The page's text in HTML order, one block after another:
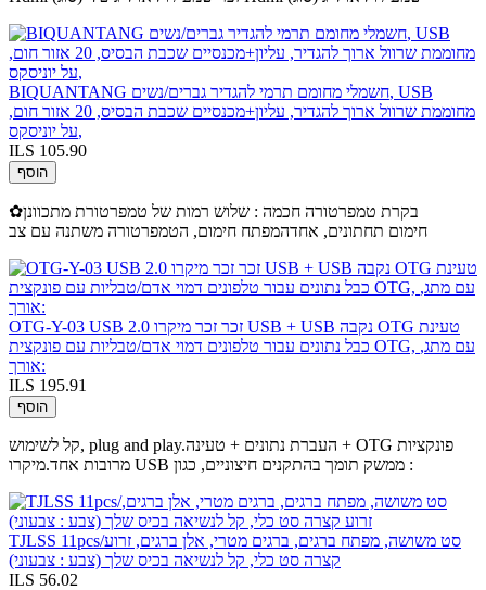
BIQUANTANG חשמלי מחומם תרמי להגדיר גברים/נשים, USB
מחוממת שרוול ארוך להגדיר, עליון+מכנסיים שכבת הבסיס, 20 אזור חום,
על יוניסקס,
ILS 105.90
הוסף
✿בקרת טמפרטורה חכמה : שלוש רמות של טמפרטורת מתכוונן
חימום תחתונים, אחדהמפתח חימום, הטמפרטורה משתנה עם צב
OTG-Y-03 USB 2.0 זכר זכר מיקרו USB + USB נקבה OTG טעינת
כבל נתונים עבור טלפונים דמוי אדם/טבליות עם פונקצית OTG, עם מתג,
אורך:
ILS 195.91
הוסף
קל לשימוש, plug and play.העברת נתונים + טעינה + OTG פונקציות
מרובות אחד.מיקרו USB ממשק תומך בהתקנים חיצוניים, כגון :
TJLSS 11pcs/סט משושה, מפתח ברגים, ברגים מטרי, אלן ברגים, זרוע
קצרה סט כלי, קל לנשיאה בכיס שלך (צבע : צבעוני)
ILS 56.02